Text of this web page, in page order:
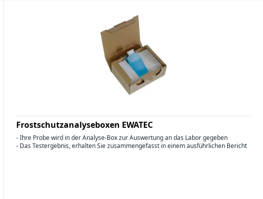
Frostschutzanalyseboxen EWATEC
- Ihre Probe wird in der Analyse-Box zur Auswertung an das Labor gegeben
- Das Testergebnis, erhalten Sie zusammengefasst in einem ausführlichen Bericht